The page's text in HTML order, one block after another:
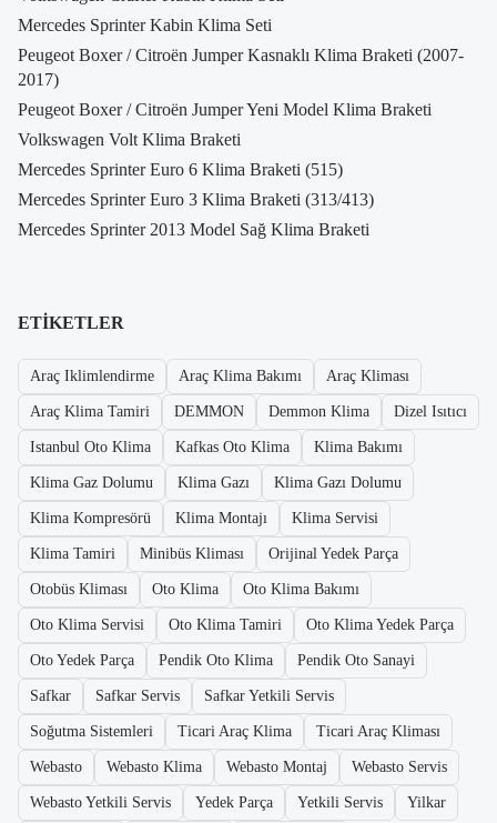
Mercedes Sprinter Kabin Klima Seti
Peugeot Boxer / Citroën Jumper Kasnaklı Klima Braketi (2007-
2017)
Peugeot Boxer / Citroën Jumper Yeni Model Klima Braketi
Volkswagen Volt Klima Braketi
Mercedes Sprinter Euro 6 Klima Braketi (515)
Mercedes Sprinter Euro 3 Klima Braketi (313/413)
Mercedes Sprinter 2013 Model Sağ Klima Braketi
ETIKETLER
Araç Iklimlendirme Araç Klima Bakımı Araç Kliması
Araç Klima Tamiri DEMMON Demmon Klima Dizel Isıtıcı
Istanbul Oto Klima Kafkas Oto Klima Klima Bakımı
Klima Gaz Dolumu Klima Gazı Klima Gazı Dolumu
Klima Kompresörü Klima Montajı Klima Servisi
Klima Tamiri Minibüs Kliması Orijinal Yedek Parça
Otobüs Kliması Oto Klima Oto Klima Bakımı
Oto Klima Servisi Oto Klima Tamiri Oto Klima Yedek Parça
Oto Yedek Parça Pendik Oto Klima Pendik Oto Sanayi
Safkar Safkar Servis Safkar Yetkili Servis
Soğutma Sistemleri Ticari Araç Klima Ticari Araç Kliması
Webasto Webasto Klima Webasto Montaj Webasto Servis
Webasto Yetkili Servis Yedek Parça Yetkili Servis Yilkar